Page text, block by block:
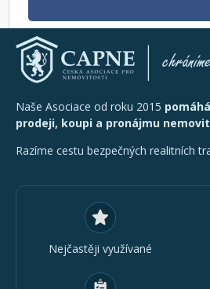
Naše Asociace od roku 2015
prodeji, koupi a pronájmu
Razíme cestu bezpečných realitních
Nejčastěji využívané